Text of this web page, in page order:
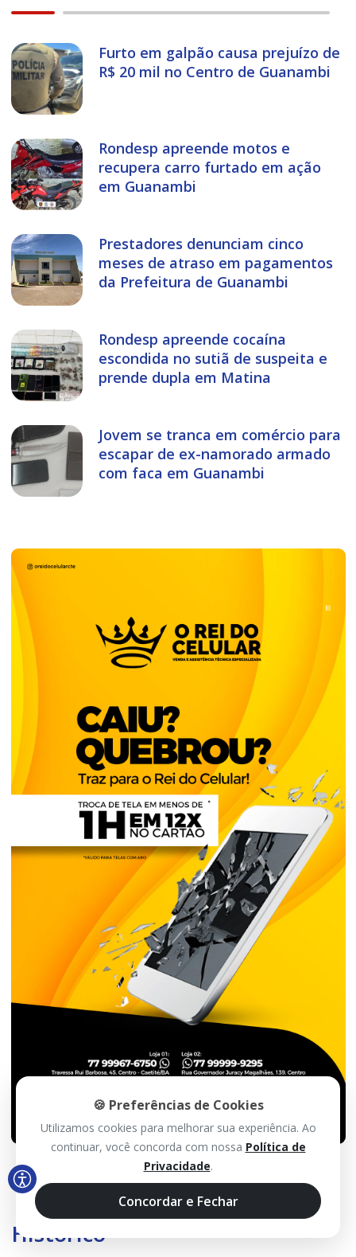
Furto em galpão causa prejuízo de
R$ 20 mil no Centro de Guanambi
Rondesp apreende motos e
recupera carro furtado em ação
em Guanambi
Prestadores denunciam cinco
meses de atraso em pagamentos
da Prefeitura de Guanambi
Rondesp apreende cocaína
escondida no sutiã de suspeita e
prende dupla em Matina
Jovem se tranca em comércio para
escapar de ex-namorado armado
com faca em Guanambi
Histórico
🍪 Preferências de Cookies
Utilizamos cookies para melhorar sua experiência. Ao
continuar, você concorda com nossa Política de
Privacidade.
Concordar e Fechar